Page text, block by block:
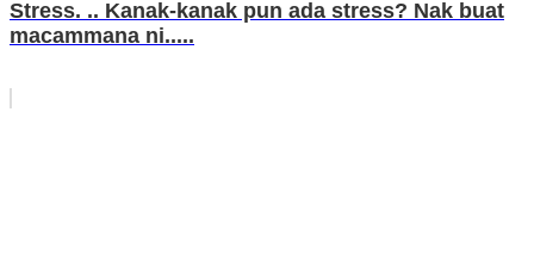
Stress. .. Kanak-kanak pun ada stress? Nak buat
macammana ni.....